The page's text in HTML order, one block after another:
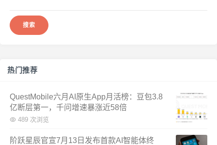
热门推荐
QuestMobile六月AI原生App月活榜：豆包3.8
亿断层第一，千问增速暴涨近58倍
489 次浏览
阶跃星辰官宣7月13日发布首款AI智能体终